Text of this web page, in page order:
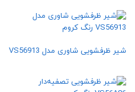
شیر ظرفشویی شاوری مدل VS56913